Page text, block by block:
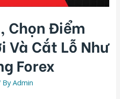
Chọn Điểm
Và Cắt Lỗ Như
Forex
ByAdmin